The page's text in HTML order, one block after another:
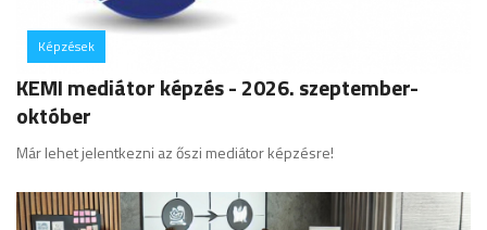
Képzések
hozzászólás
KEMI mediátor képzés - 2026. szeptember-
október
Már lehet jelentkezni az őszi mediátor képzésre!